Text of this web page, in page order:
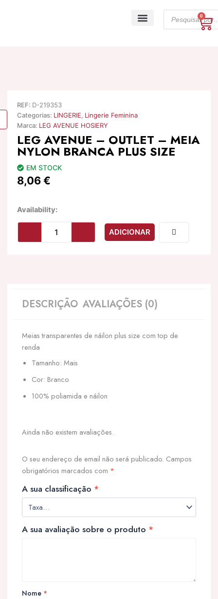
search
0
REF: D-219353
Categorias: LINGERIE, Lingerie Feminina
Marca: LEG AVENUE HOSIERY
LEG AVENUE – OUTLET – MEIA
NYLON BRANCA PLUS SIZE
EM STOCK
8,06€
Availability:Quantidade
AVENUE
BRANCA
PLUS
ADICIONAR
DESCRIÇÃO AVALIAÇÕES (0)
Meias transparentes de náilon plus size com top de
renda
Tamanho: Mais
Cor: Branco
100% poliamida e náilon
Ainda não existem avaliações.
O seu endereço de email não será publicado. Campos
obrigatórios marcados com *
A sua classificação *
A sua avaliação sobre o produto *
Nome *